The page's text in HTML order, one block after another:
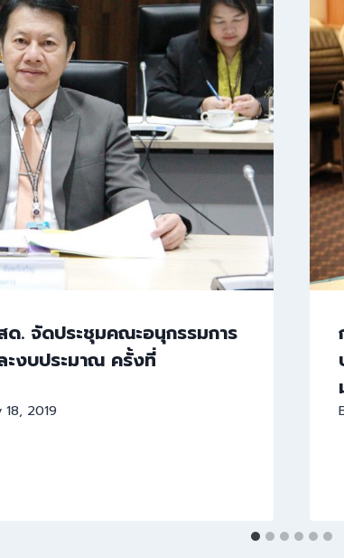
. จัดประชุมคณะอนุกรรมการ
ะงบประมาณ ครั้งที่
18, 2019